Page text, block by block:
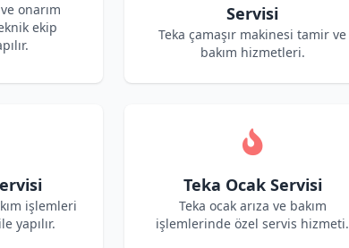
onarım
ekip
Servisi
Teka çamaşır makinesi tamir ve
bakım hizmetleri.
işlemleri
yapılır.
Teka Ocak Servisi
Teka ocak arıza ve bakım
işlemlerinde özel servis hizmeti.